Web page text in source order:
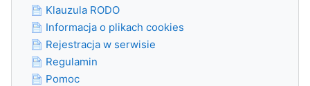
Klauzula RODO
Informacja o plikach cookies
Rejestracja w serwisie
Regulamin
Pomoc